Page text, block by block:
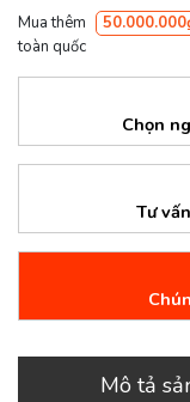
Mua thêm
toàn quốc
Chọn
Tư
Mô tả